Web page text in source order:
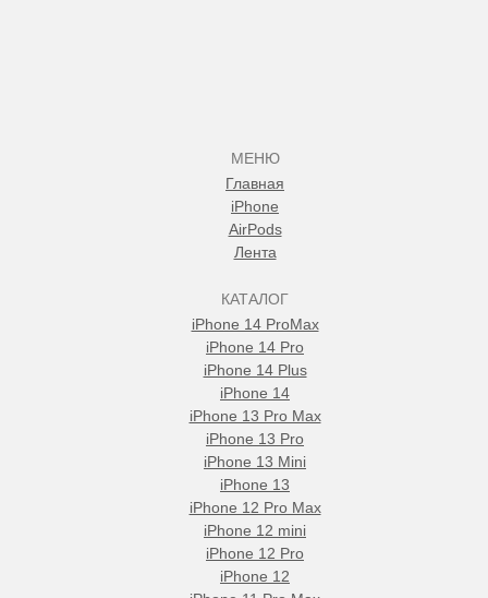
МЕНЮ
Главная
iPhone
AirPods
Лента
КАТАЛОГ
iPhone 14 ProMax
iPhone 14 Pro
iPhone 14 Plus
iPhone 14
iPhone 13 Pro Max
iPhone 13 Pro
iPhone 13 Mini
iPhone 13
iPhone 12 Pro Max
iPhone 12 mini
iPhone 12 Pro
iPhone 12